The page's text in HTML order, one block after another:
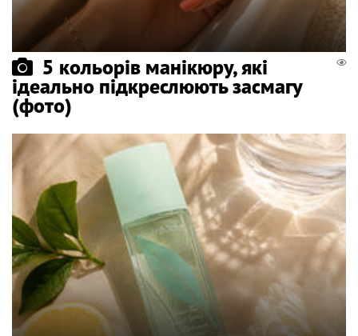
5 кольорів манікюру, які
ідеально підкреслюють засмагу
(фото)